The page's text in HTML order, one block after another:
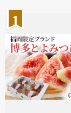
1